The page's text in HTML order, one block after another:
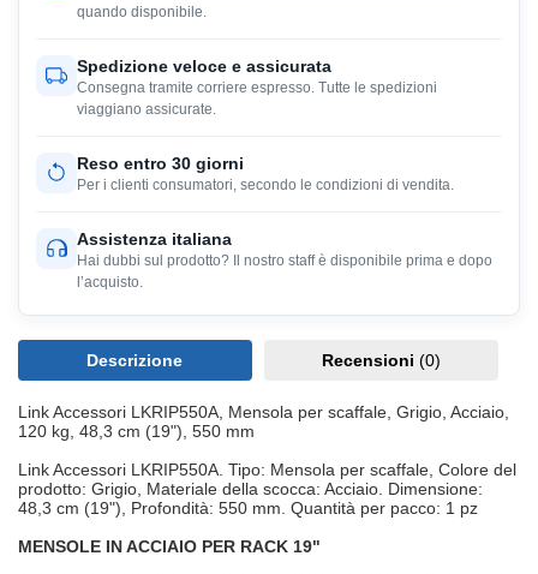
quando disponibile.
Spedizione veloce e assicurata
Consegna tramite corriere espresso. Tutte le spedizioni
viaggiano assicurate.
Reso entro 30 giorni
Per i clienti consumatori, secondo le condizioni di vendita.
Assistenza italiana
Hai dubbi sul prodotto? Il nostro staff è disponibile prima e dopo
l’acquisto.
Descrizione Recensioni (0)
Link Accessori LKRIP550A, Mensola per scaffale, Grigio, Acciaio,
120 kg, 48,3 cm (19"), 550 mm
Link Accessori LKRIP550A. Tipo: Mensola per scaffale, Colore del
prodotto: Grigio, Materiale della scocca: Acciaio. Dimensione:
48,3 cm (19"), Profondità: 550 mm. Quantità per pacco: 1 pz
MENSOLE IN ACCIAIO PER RACK 19"